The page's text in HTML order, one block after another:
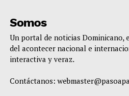
Somos
Un portal de noticias Dominicano,
del acontecer nacional e
interactiva y veraz.
Contáctanos: